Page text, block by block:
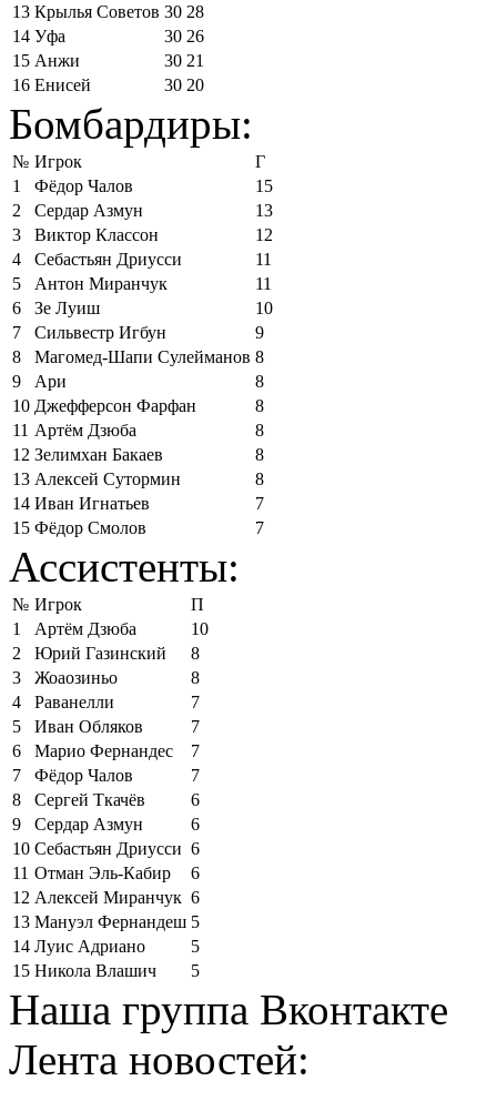
13 Крылья Советов 30 28
14 Уфа 30 26
15 Анжи 30 21
16 Енисей 30 20
Бомбардиры:
№ Игрок
Г
1
Фёдор Чалов
15
2
Сердар Азмун
13
3
Виктор Классон
12
4
Себастьян Дриусси
11
5
Антон Миранчук
11
6
Зе Луиш
10
7
Сильвестр Игбун
9
8
Магомед-Шапи Сулейманов 8
9
Ари
8
10 Джефферсон Фарфан
8
11 Артём Дзюба
8
12 Зелимхан Бакаев
8
13 Алексей Сутормин
8
14 Иван Игнатьев
7
15 Фёдор Смолов 7
Ассистенты:
№ Игрок
П
1
Артём Дзюба
10
2
Юрий Газинский
8
3
Жоаозиньо
8
4
Раванелли
7
5
Иван Обляков
7
6
Марио Фернандес
7
7
Фёдор Чалов
7
8
Сергей Ткачёв
6
9
Сердар Азмун
6
10 Себастьян Дриусси 6
11 Отман Эль-Кабир
6
12 Алексей Миранчук 6
13 Мануэл Фернандеш 5
14 Луис Адриано
5
15 Никола Влашич 5
Наша группа Вконтакте
Лента новостей: